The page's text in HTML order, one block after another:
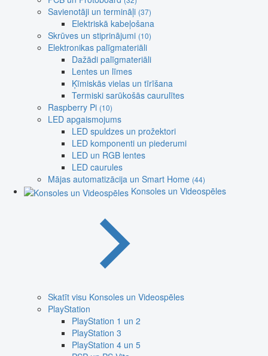
Savienotāji un termināļi (37)
Elektriskā kabeļošana
Skrūves un stiprinājumi (10)
Elektronikas palīgmateriāli
Dažādi palīgmateriāli
Lentes un līmes
Ķīmiskās vielas un tīrīšana
Termiski sarūkošās caurulītes
Raspberry Pi (10)
LED apgaismojums
LED spuldzes un prožektori
LED komponenti un piederumi
LED un RGB lentes
LED caurules
Mājas automatizācija un Smart Home (44)
Konsoles un Videospēles
Skatīt visu Konsoles un Videospēles
PlayStation
PlayStation 1 un 2
PlayStation 3
PlayStation 4 un 5